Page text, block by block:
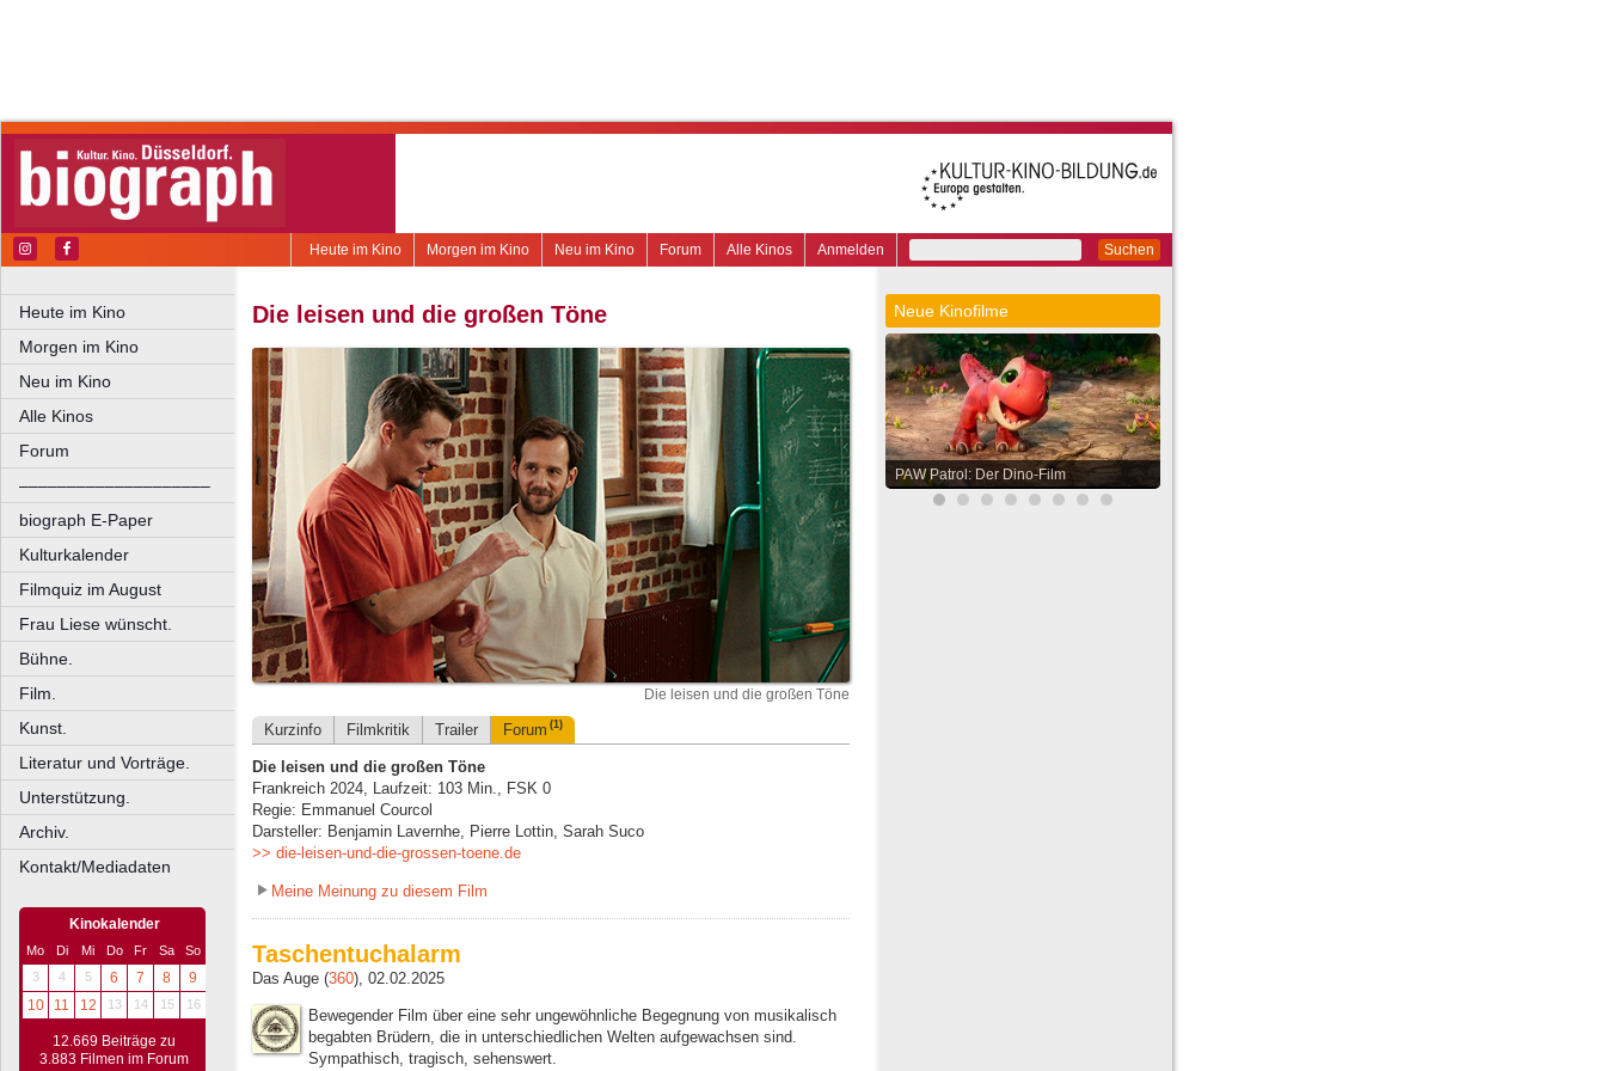
Suchen
Anmelden
Alle Kinos
Forum
Neu im Kino
Morgen im Kino
Heute im Kino
Heute im Kino
Morgen im Kino
Neu im Kino
Alle Kinos
Forum
––––––––––––––––––––
biograph E-Paper
Kulturkalender
Filmquiz im August
Frau Liese wünscht.
Bühne.
Film.
Kunst.
Literatur und Vorträge.
Unterstützung.
Archiv.
Kontakt/Mediadaten
Kinokalender
Mo Di Mi Do Fr Sa
So
3
4 5 6 7 8
9
10
11 12 13 14 15 16
12.669 Beiträge zu
3.883 Filmen im Forum
Die leisen und die großen Töne
Die leisen und die großen Töne
Kurzinfo Filmkritik Trailer Forum (1)
Die leisen und die großen Töne
Frankreich 2024, Laufzeit: 103 Min., FSK 0
Regie: Emmanuel Courcol
Darsteller: Benjamin Lavernhe, Pierre Lottin, Sarah Suco
>> die-leisen-und-die-grossen-toene.de
Meine Meinung zu diesem Film
Taschentuchalarm
Das Auge (360), 02.02.2025
Bewegender Film über eine sehr ungewöhnliche Begegnung von musikalisch
begabten Brüdern, die in unterschiedlichen Welten aufgewachsen sind.
Sympathisch, tragisch, sehenswert.
Neue Kinofilme
PAW Patrol: Der Dino-Film